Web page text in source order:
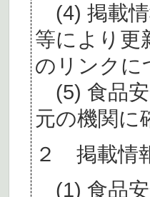
(4) 掲載情
等により更
のリンクに
(5) 食品安
元の機関に
２ 掲載情
(1) 食品安